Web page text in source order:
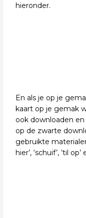
hieronder.
En als je op je
kaart op je gemak
ook downloaden
op de zwarte
gebruikte
hier’, ‘schuif’, ’til